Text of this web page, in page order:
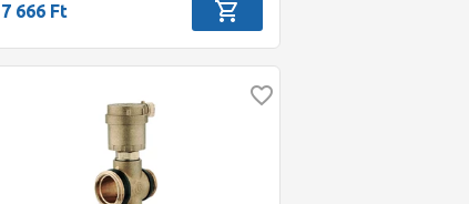
7 666 Ft